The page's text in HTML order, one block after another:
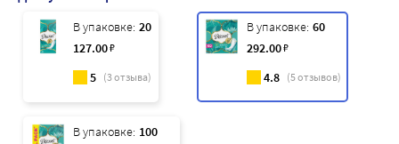
В упаковке: 20
127.00₽
5 (3отзыва)
В упаковке: 60
292.00₽
4.8 (5отзывов)
В упаковке: 100